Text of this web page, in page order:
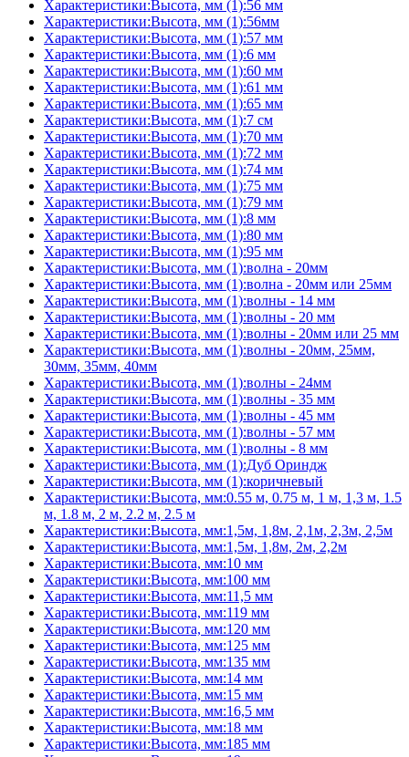
Характеристики:Высота, мм (1):56 мм
Характеристики:Высота, мм (1):56мм
Характеристики:Высота, мм (1):57 мм
Характеристики:Высота, мм (1):6 мм
Характеристики:Высота, мм (1):60 мм
Характеристики:Высота, мм (1):61 мм
Характеристики:Высота, мм (1):65 мм
Характеристики:Высота, мм (1):7 см
Характеристики:Высота, мм (1):70 мм
Характеристики:Высота, мм (1):72 мм
Характеристики:Высота, мм (1):74 мм
Характеристики:Высота, мм (1):75 мм
Характеристики:Высота, мм (1):79 мм
Характеристики:Высота, мм (1):8 мм
Характеристики:Высота, мм (1):80 мм
Характеристики:Высота, мм (1):95 мм
Характеристики:Высота, мм (1):волна - 20мм
Характеристики:Высота, мм (1):волна - 20мм или 25мм
Характеристики:Высота, мм (1):волны - 14 мм
Характеристики:Высота, мм (1):волны - 20 мм
Характеристики:Высота, мм (1):волны - 20мм или 25 мм
Характеристики:Высота, мм (1):волны - 20мм, 25мм,
30мм, 35мм, 40мм
Характеристики:Высота, мм (1):волны - 24мм
Характеристики:Высота, мм (1):волны - 35 мм
Характеристики:Высота, мм (1):волны - 45 мм
Характеристики:Высота, мм (1):волны - 57 мм
Характеристики:Высота, мм (1):волны - 8 мм
Характеристики:Высота, мм (1):Дуб Ориндж
Характеристики:Высота, мм (1):коричневый
Характеристики:Высота, мм:0.55 м, 0.75 м, 1 м, 1,3 м, 1.5
м, 1.8 м, 2 м, 2.2 м, 2.5 м
Характеристики:Высота, мм:1,5м, 1,8м, 2,1м, 2,3м, 2,5м
Характеристики:Высота, мм:1,5м, 1,8м, 2м, 2,2м
Характеристики:Высота, мм:10 мм
Характеристики:Высота, мм:100 мм
Характеристики:Высота, мм:11,5 мм
Характеристики:Высота, мм:119 мм
Характеристики:Высота, мм:120 мм
Характеристики:Высота, мм:125 мм
Характеристики:Высота, мм:135 мм
Характеристики:Высота, мм:14 мм
Характеристики:Высота, мм:15 мм
Характеристики:Высота, мм:16,5 мм
Характеристики:Высота, мм:18 мм
Характеристики:Высота, мм:185 мм